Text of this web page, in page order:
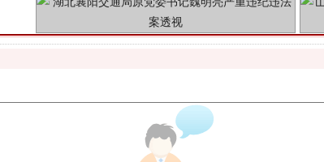
生物安全法正式实施